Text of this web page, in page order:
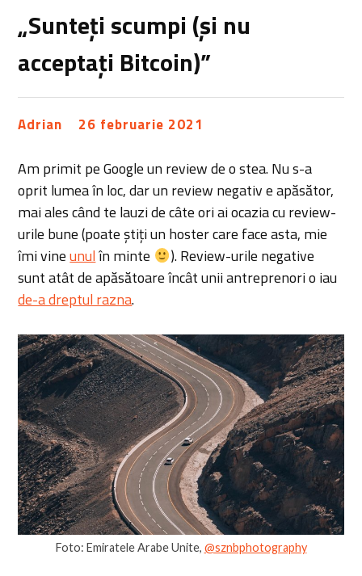
„Sunteți scumpi (și nu
acceptați Bitcoin)”
Adrian 26 februarie 2021
Am primit pe Google un review de o stea. Nu s-a
oprit lumea în loc, dar un review negativ e apăsător,
mai ales când te lauzi de câte ori ai ocazia cu review-
urile bune (poate știți un hoster care face asta, mie
îmi vineunulîn minte
). Review-urile negative
sunt atât de apăsătoare încât unii antreprenori o iau
de-a dreptul razna.
Foto: Emiratele Arabe Unite, @sznbphotography